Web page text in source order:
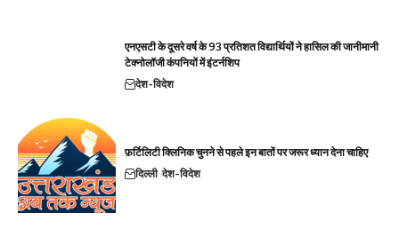
एनएसटी के दूसरे वर्ष के 93 प्रतिशत विद्यार्थियों ने हासिल की जानीमानी
टेक्नोलॉजी कंपनियों में इंटर्नशिप
देश-विदेश
फ़र्टिलिटी क्लिनिक चुनने से पहले इन बातों पर जरूर ध्यान देना चाहिए
दिल्ली देश-विदेश